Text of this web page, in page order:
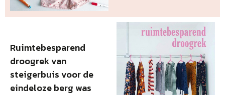
Ruimtebesparend
droogrek van
steigerbuis voor de
eindeloze berg was